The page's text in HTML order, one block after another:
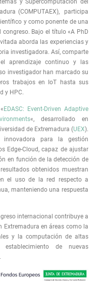
y Supercomputación del
(COMPUTAEX), participa
y como ponente de una
Bajo el título «A PhD
aborda las experiencias y
investigadora. Así, comparte
aprendizaje continuo y las
investigador han marcado su
trabajos en IoT hasta sus
y HPC.
EDASC: Event-Driven Adaptive
«, desarrollado en
de Extremadura (UEX).
innovadora para la gestión
Edge-Cloud, capaz de ajustar
en función de la detección de
obtenidos muestran
el uso de la red respecto a
manteniendo una respuesta
internacional contribuye a
Extremadura en áreas como la
y la computación de altas
de nuevas